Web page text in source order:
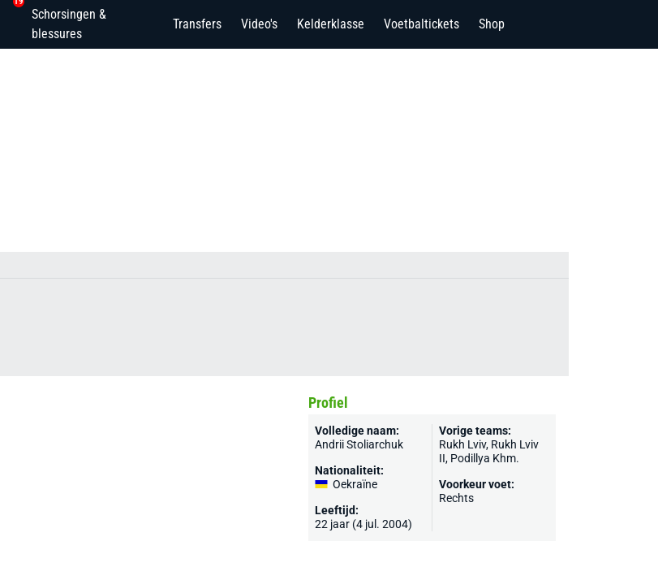
Schorsingen &
blessures
Transfers Video's Kelderklasse Voetbaltickets Shop
Profiel
Volledige naam:
Andrii Stoliarchuk
Nationaliteit:
Oekraïne
Leeftijd:
22 jaar (4 jul. 2004)
Vorige teams:
Rukh Lviv, Rukh Lviv
II, Podillya Khm.
Voorkeur voet:
Rechts